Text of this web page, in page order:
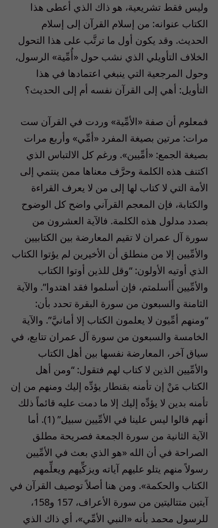
وليس فقط تشريعية، هو ذاك الذي أعطى هذا
الكتاب عنوانه: من إسلام القرآن إلى إسلام
الحديث. وقد يكون أول ما ترتَّب على هذا التحول
الخلاف التأويلي الذي نشب حول «أُمِّية» الرسول،
وحول المرجعية التي ينبغي اعتمادها في هذا
التأويل: أهي إلى القرآن نفسه أم إلى الحديث؟
فمعلوم أن صفة «الأمِّية» وردت في القرآن ست
مرات: مرتين بصيغة المفرد «أمِّي» وأربع مرات
بصيغة الجمع: «أمِّيين». ورغم كل الالتباس الذي
اكتنف هذه الكلمة وحرَّف معناها ممن ينتمي إلى
الأمة التي لا كتاب لها إلى من لا يعرف القراءة
والكتابة، فإن المعجم القرآني واضح كل الوضوح
بصدد مدلول هذه الكلمة. فالآية العشرون من
سورة آل عمران لا تقيم المعارضة بين الكتابيين
والأمِّيين إلا من منطلق أن الأخيرين لم يؤتوا الكتاب
الذي أوتيه الأولون: “وقل للذين أوتوا الكتاب
والأمِّيين أَأسلمتم، فإن أسلموا فقد اهتدوا”. والآية
الثامنة والسبعون من سورة البقرة تحدد بأن:
“ومنهم أمِّيون لا يعلمون الكتاب إلا أمانيَّ”. والآية
الخامسة والسبعون من سورة آل عمران تتابع، في
سياق آخر، المعارضة نفسها بين أهل الكتاب
والأمِّيين الذين لا كتاب لهم فتقول: “ومن أهل
الكتاب مَنْ إن تأمنه بقنطار يؤدِّه إليك ومنهم من إن
تأمنه بدين لا يؤدِّه إليك إلا ما دمت عليه قائماً ذلك
أنهم قالوا ليس علينا في الأمِّيين سبيل” (1). أما
الآية الثانية من سورة الجمعة فصريحة مطلق
الصراحة في أن الله «هو الذي بعث في الأمِّيين
رسولاً منهم يتلو عليهم آياته ويزكِّيهم ويعلِّمهم
الكتاب والحكمة». ومن هنا أصلاً توصيف القرآن في
آيتين متتاليتين من سورة الأعراف، 157 و158،
للرسول محمد بأنه «النبي الأمِّي»، أي ذاك الذي